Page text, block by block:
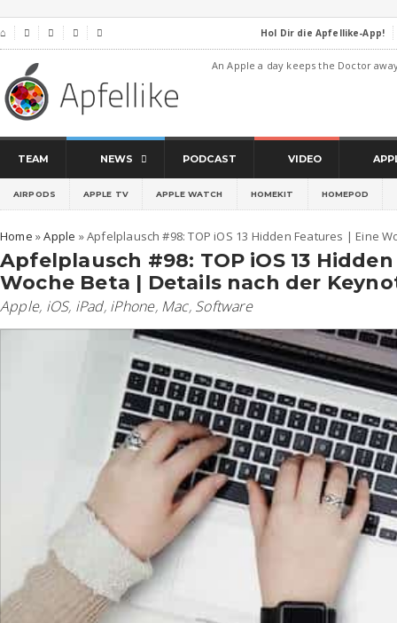
⌂     Hol Dir die Apfellike-App!
An Apple a day keeps the Doctor
TEAM NEWS PODCAST VIDEO
AIRPODS APPLE TV APPLE WATCH HOMEKIT HOMEPOD
Home »Apple »Apfelplausch #98: TOP iOS 13 Hidden Features | Eine
Apfelplausch #98: TOP iOS 13
Woche Beta | Details nach der
Apple, iOS, iPad, iPhone, Mac, Software